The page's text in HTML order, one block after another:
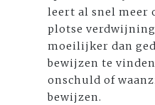
leert al snel meer
plotse
moeilijker dan
bewijzen te
onschuld of
bewijzen.